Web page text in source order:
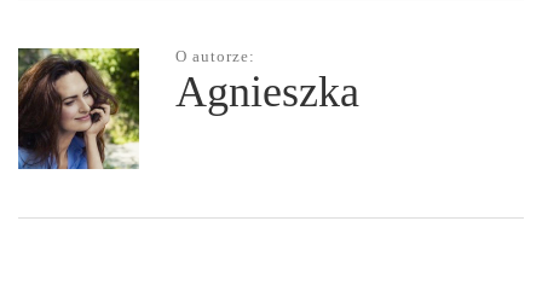
O autorze:
Agnieszka